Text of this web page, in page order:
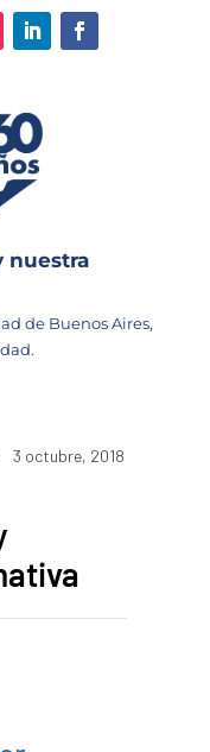
nuestra
de Buenos Aires,
3 octubre, 2018